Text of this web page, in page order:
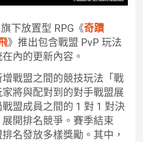
下放置型 RPG《奇蹟
》推出包含戰盟 PvP 玩法
內的更新內容。
戰盟之間的競技玩法「戰
將與配對到的對手戰盟展
盟成員之間的 1 對 1 對決
開排名競爭。賽季結束
名發放多樣獎勵。其中，